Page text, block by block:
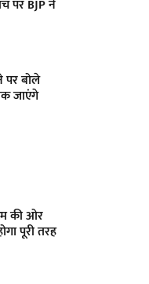
पर BJP ने
पर बोले
जाएंगे
की ओर
पूरी तरह